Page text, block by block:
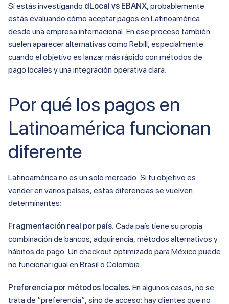
Si estás investigando dLocal vs EBANX, probablemente
estás evaluando cómo aceptar pagos en Latinoamérica
desde una empresa internacional. En ese proceso también
suelen aparecer alternativas como Rebill, especialmente
cuando el objetivo es lanzar más rápido con métodos de
pago locales y una integración operativa clara.
Por qué los pagos en
Latinoamérica funcionan
diferente
Latinoamérica no es un solo mercado. Si tu objetivo es
vender en varios países, estas diferencias se vuelven
determinantes:
Fragmentación real por país. Cada país tiene su propia
combinación de bancos, adquirencia, métodos alternativos y
hábitos de pago. Un checkout optimizado para México puede
no funcionar igual en Brasil o Colombia.
Preferencia por métodos locales. En algunos casos, no se
trata de “preferencia”, sino de acceso: hay clientes que no